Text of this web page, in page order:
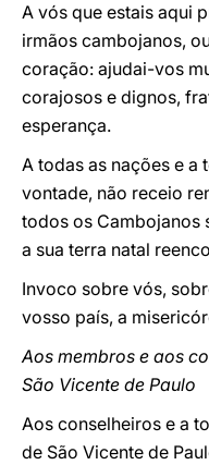
A vós que estais aqui
irmãos cambojanos,
coração: ajudai-vos
corajosos e dignos,
esperança.
A todas as nações e a
vontade, não receio
todos os Cambojanos
a sua terra natal
Invoco sobre vós,
vosso país, a
Aos membros e aos
São Vicente de Paulo
Aos conselheiros e a
de São Vicente de